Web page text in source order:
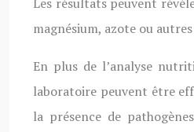
magnésium, azote ou
En plus de l’analyse
laboratoire peuvent être
la présence de